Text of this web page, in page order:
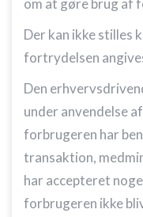
om at gøre brug af
Der kan ikke stilles
fortrydelsen
Den
under anvendelse
forbrugeren har
transaktion,
har accepteret
forbrugeren ikke